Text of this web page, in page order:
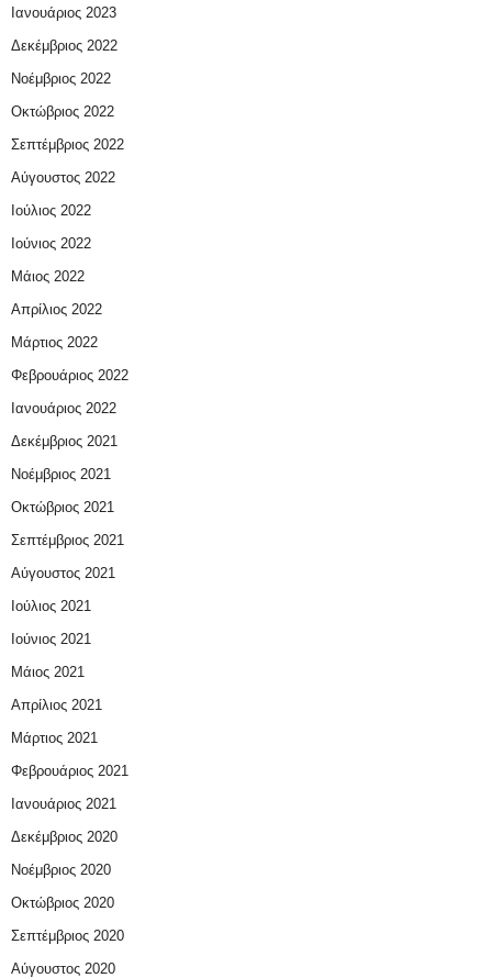
Ιανουάριος 2023
Δεκέμβριος 2022
Νοέμβριος 2022
Οκτώβριος 2022
Σεπτέμβριος 2022
Αύγουστος 2022
Ιούλιος 2022
Ιούνιος 2022
Μάιος 2022
Απρίλιος 2022
Μάρτιος 2022
Φεβρουάριος 2022
Ιανουάριος 2022
Δεκέμβριος 2021
Νοέμβριος 2021
Οκτώβριος 2021
Σεπτέμβριος 2021
Αύγουστος 2021
Ιούλιος 2021
Ιούνιος 2021
Μάιος 2021
Απρίλιος 2021
Μάρτιος 2021
Φεβρουάριος 2021
Ιανουάριος 2021
Δεκέμβριος 2020
Νοέμβριος 2020
Οκτώβριος 2020
Σεπτέμβριος 2020
Αύγουστος 2020